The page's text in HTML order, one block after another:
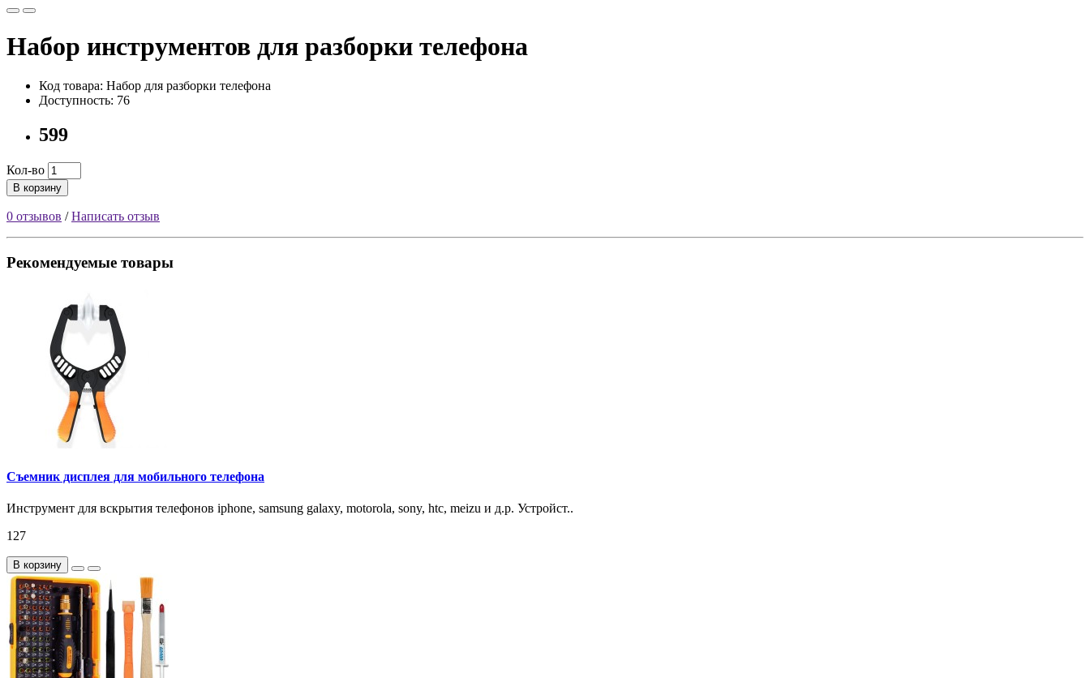
Набор инструментов для разборки телефона
Код товара: Набор для разборки телефона
Доступность: 76
599
Кол-во
В корзину
0 отзывов /Написать отзыв
Рекомендуемые товары
Съемник дисплея для мобильного телефона
Инструмент для вскрытия телефонов iphone, samsung galaxy, motorola, sony, htc, meizu и д.р. Устройст..
127
В корзину